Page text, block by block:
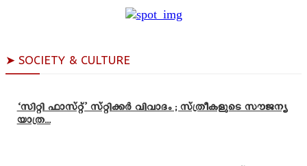
➤ SOCIETY & CULTURE
‘സിറ്റി ഫാസ്റ്റ്’ സ്റ്റിക്കർ വിവാദം ; സ്ത്രീകളുടെ സൗജന്യ
യാത്ര...